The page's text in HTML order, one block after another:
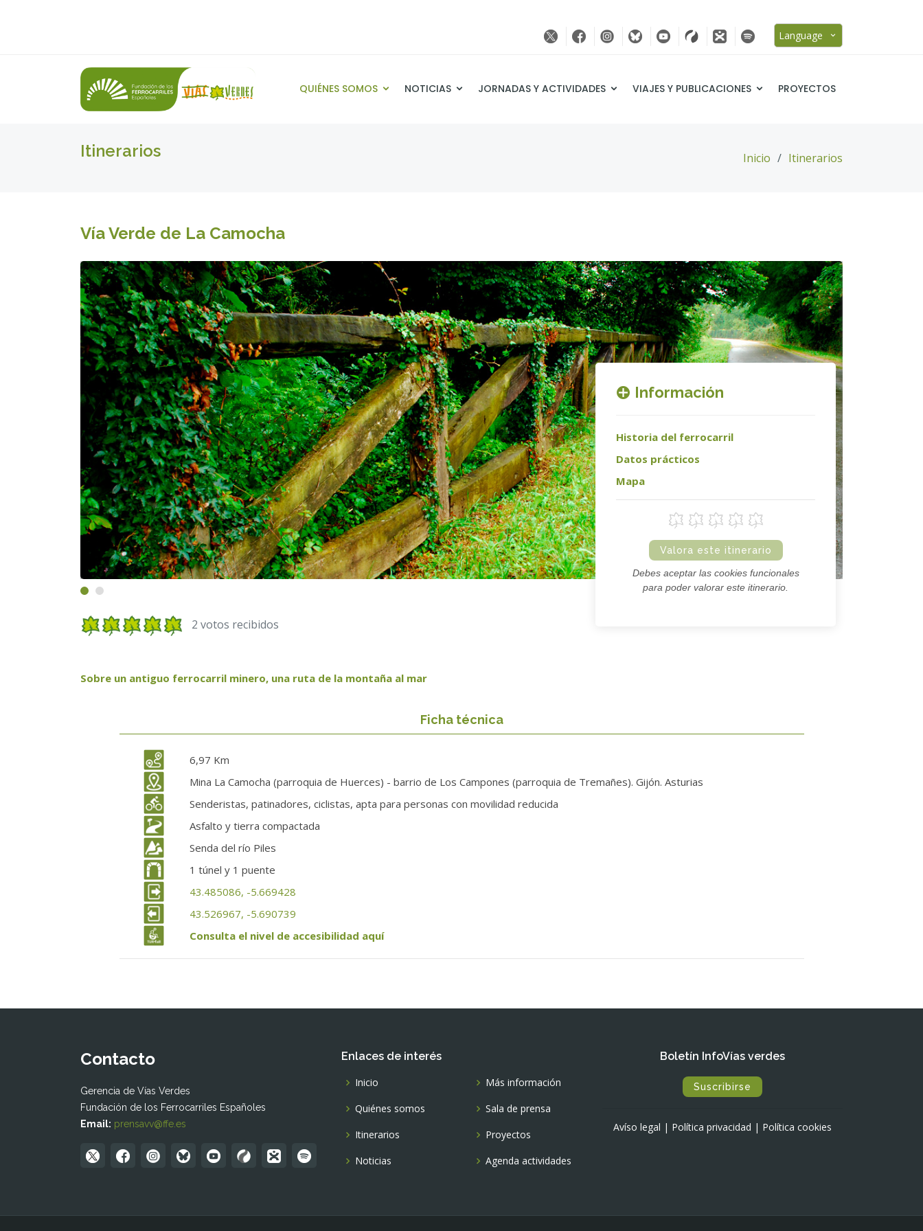
Language
QUIÉNES SOMOS NOTICIAS JORNADAS Y ACTIVIDADES VIAJES Y PUBLICACIONES PROYECTOS
Itinerarios Inicio Itinerarios
Vía Verde de La Camocha
Información
Historia del ferrocarril
Datos prácticos
Mapa
Valora este itinerario
Debes aceptar las cookies funcionales
para poder valorar este itinerario.
2 votos recibidos
Sobre un antiguo ferrocarril minero, una ruta de la montaña al mar
Ficha técnica
6,97 Km
Mina La Camocha (parroquia de Huerces) - barrio de Los Campones (parroquia de Tremañes). Gijón. Asturias
Senderistas, patinadores, ciclistas, apta para personas con movilidad reducida
Asfalto y tierra compactada
Senda del río Piles
1 túnel y 1 puente
43.485086, -5.669428
43.526967, -5.690739
Consulta el nivel de accesibilidad aquí
Contacto
Gerencia de Vías Verdes
Fundación de los Ferrocarriles Españoles
Email: prensavv@ffe.es
Enlaces de interés
Inicio
Quiénes somos
Itinerarios
Noticias
Más información
Sala de prensa
Proyectos
Agenda actividades
Boletín InfoVías verdes
Suscribirse
Avíso legal | Política privacidad | Política cookies